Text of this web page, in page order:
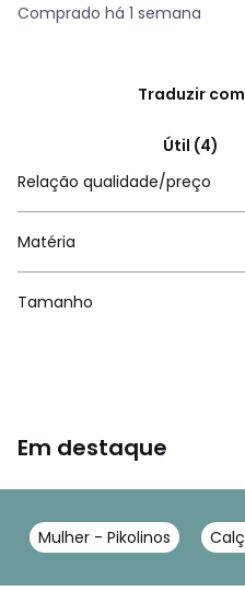
Comprado há 1 semana
Traduzir
Útil (4)
Relação qualidade/preço
Matéria
Tamanho
Em destaque
Mulher - Pikolinos